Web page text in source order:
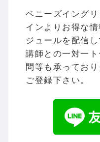
ベニーズイング
インよりお得な
ジュールを配信し
講師との一対一
問等も承ってお
ご登録下さい。